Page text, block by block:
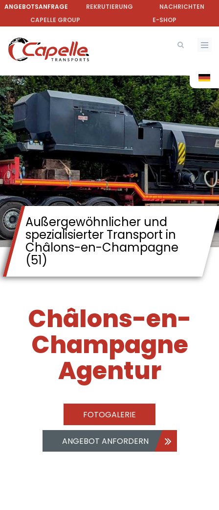
Direkt
Inhalt
ANGEBOTSANFRAGE REKRUTIERUNG
NACHRICHTEN
CAPELLE GROUP
E-SHOP
Außergewöhnlicher und
spezialisierter Transport in
Châlons-en-Champagne
(51)
Châlons-en-
Champagne
Agentur
FOTOGALERIE
ANGEBOT ANFORDERN